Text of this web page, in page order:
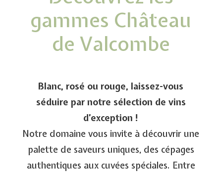
gammes Château
de Valcombe
Blanc, rosé ou rouge, laissez-vous
séduire par notre sélection de vins
d’exception !
Notre domaine vous invite à découvrir une
palette de saveurs uniques, des cépages
authentiques aux cuvées spéciales. Entre